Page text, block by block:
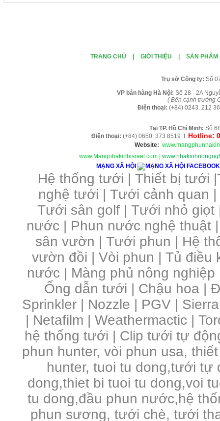
TRANG CHỦ GIỚI THIỆU SẢN PHẨM
Trụ sở Công ty: Số
VP bán hàng Hà Nội: Số 28 - 2A
( Bên cạnh trường
Điện thoại: (+84) 0243. 212
Tại TP. H ồ Chí Minh: Số
Điện thoại: (+84) 0650. 373 8519 I Hotline:
Website:
www.Mangnhakinhisrael.com
MẠNG XÃ HỘI
Hệ thống tưới | Thiết bị tưới |
nghệ tưới | Tưới cảnh quan |
Tưới sân golf |Tưới nhỏ giọt
nước | Phun nước nghệ thuật
sân vườn |Tưới phun | Hệ
vườn đồi | Vòi phun | Tủ điều
nước | Màng phủ nông
Ống dẫn tưới | Chậu hoa |
Sprinkler | Nozzle | PGV |
| Netafilm | Weathermactic |
hệ thống tưới | Clip tưới tự
phun hunter, vòi phun usa,
hunter, tuoi tu dong,tưới tự
dong,thiet bi tuoi tu dong,voi
tu dong,đầu phun nước,hệ
phun sương, tưới chè, tưới